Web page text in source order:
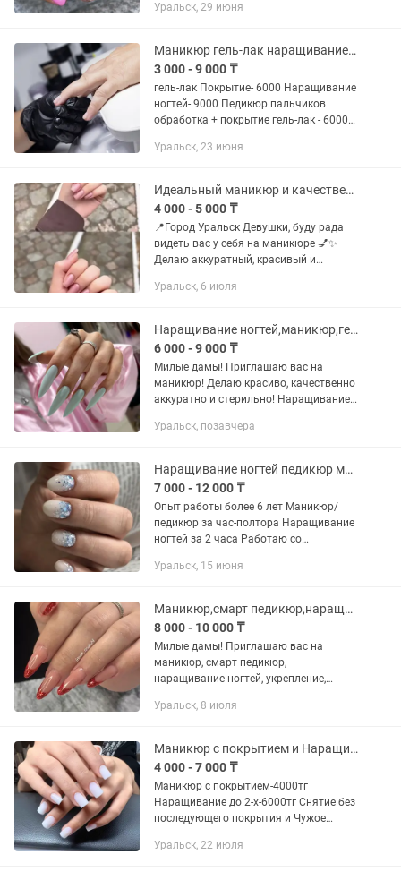
Шугаринг
Уральск, 29 июня
Маникюр гель-лак наращивание ногтей
3 000 - 9 000 ₸
гель-лак Покрытие- 6000 Наращивание
ногтей- 9000 Педикюр пальчиков
обработка + покрытие гель-лак - 6000
стерильно а самое главное
Уральск, 23 июня
Идеальный маникюр и качественное наращивание ногтей
4 000 - 5 000 ₸
📍Город Уральск Девушки, буду рада
видеть вас у себя на маникюре 💅✨
Делаю аккуратный, красивый и
Наращивание ногтей - 5000т • Гель-
Уральск, 6 июля
Наращивание ногтей,маникюр,гель-лак
6 000 - 9 000 ₸
Милые дамы! Приглашаю вас на
маникюр! Делаю красиво, качественно
аккуратно и стерильно! Наращивание
Уральск, позавчера
Наращивание ногтей педикюр маникюр
7 000 - 12 000 ₸
Опыт работы более 6 лет Маникюр/
педикюр за час-полтора Наращивание
ногтей за 2 часа Работаю со
архитектуру. Делаю аккуратные, тонкие
Уральск, 15 июня
Маникюр,смарт педикюр,наращивание ногтей
8 000 - 10 000 ₸
Милые дамы! Приглашаю вас на
маникюр, смарт педикюр,
наращивание ногтей, укрепление,
ногтевого сервиса 10+ лет.Принимаю
Уральск, 8 июля
Маникюр с покрытием и Наращивание ногтей
4 000 - 7 000 ₸
Маникюр с покрытием-4000тг
Наращивание до 2-х-6000тг Снятие без
последующего покрытия и Чужое
Действует KASPI Red 🔴
Уральск, 22 июля